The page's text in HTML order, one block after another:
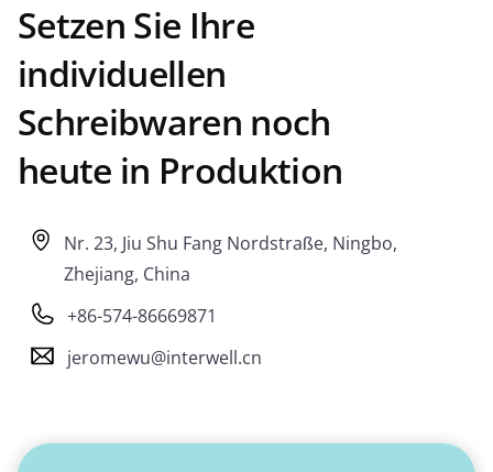
Setzen Sie Ihre
individuellen
Schreibwaren noch
heute in Produktion
Nr. 23, Jiu Shu Fang Nordstraße, Ningbo,
Zhejiang, China
+86-574-86669871
jeromewu@interwell.cn